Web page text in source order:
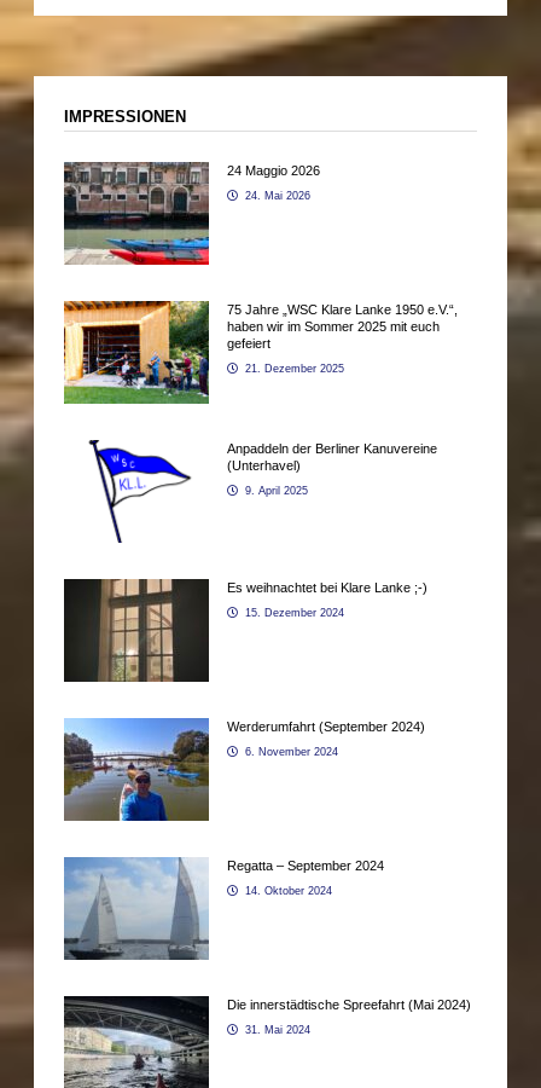
IMPRESSIONEN
24 Maggio 2026
24. Mai 2026
75 Jahre „WSC Klare Lanke 1950 e.V.“,
haben wir im Sommer 2025 mit euch
gefeiert
21. Dezember 2025
Anpaddeln der Berliner Kanuvereine
(Unterhavel)
9. April 2025
Es weihnachtet bei Klare Lanke ;-)
15. Dezember 2024
Werderumfahrt (September 2024)
6. November 2024
Regatta – September 2024
14. Oktober 2024
Die innerstädtische Spreefahrt (Mai 2024)
31. Mai 2024